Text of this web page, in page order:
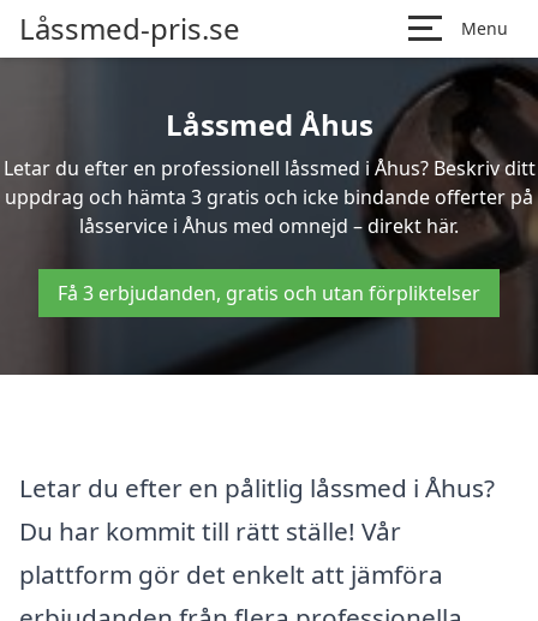
Låssmed-pris.se Menu
Låssmed Åhus
Letar du efter en professionell låssmed i Åhus? Beskriv ditt
uppdrag och hämta 3 gratis och icke bindande offerter på
låsservice i Åhus med omnejd – direkt här.
Få 3 erbjudanden, gratis och utan förpliktelser
Letar du efter en pålitlig låssmed i Åhus?
Du har kommit till rätt ställe! Vår
plattform gör det enkelt att jämföra